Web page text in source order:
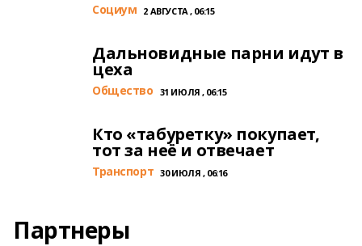
Cоциум 2 АВГУСТА , 06:15
Дальновидные парни идут в
цеха
Общество 31 ИЮЛЯ , 06:15
Кто «табуретку» покупает,
тот за неё и отвечает
Транспорт 30 ИЮЛЯ , 06:16
Партнеры